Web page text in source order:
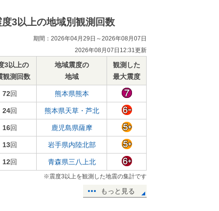
度3以上の地域別観測回数
期間：2026年04月29日～2026年08月07日
2026年08月07日12:31更新
3以上の
観測回数
地域震度の
地域
観測した
最大震度
72回 熊本県熊本
24回 熊本県天草・芦北
16回 鹿児島県薩摩
13回 岩手県内陸北部
12回 青森県三八上北
※震度3以上を観測した地震の集計です
もっと見る